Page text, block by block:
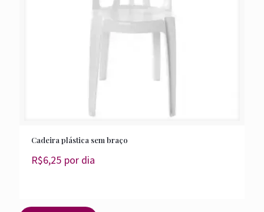
Cadeira plástica sem braço
R$6,25 por dia